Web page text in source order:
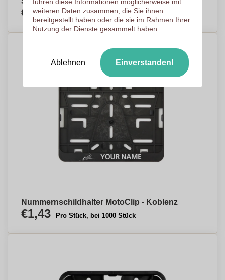
€1,20 Pro Stück, bei 1000 Stück
Nummernschildhalter MotoClip - Koblenz
€1,43 Pro Stück, bei 1000 Stück
weiteren Daten zusammen, die Sie ihnen
bereitgestellt haben oder die sie im Rahmen Ihrer
Nutzung der Dienste gesammelt haben.
Ablehnen Einverstanden!